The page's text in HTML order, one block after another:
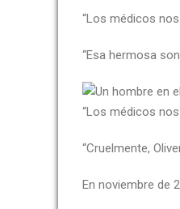
“Los médicos
“Esa hermosa
“Los médicos
“Cruelmente,
En noviembre de